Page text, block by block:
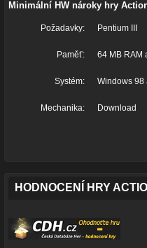
Minimální HW nároky hry
Požadavky: Pentium III
Paměť: 64 MB RAM
Systém: Windows 98
Mechanika: Download
HODNOCENÍ HRY